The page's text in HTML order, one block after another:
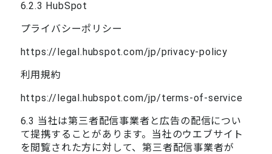
6.2.3 HubSpot
プライバシーポリシー
https://legal.hubspot.com/jp/privacy-policy
利用規約
https://legal.hubspot.com/jp/terms-of-service
6.3 当社は第三者配信事業者と広告の配信につい
て提携することがあります。当社のウエブサイト
を閲覧された方に対して、第三者配信事業者が